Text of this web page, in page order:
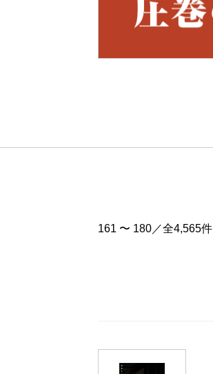
161 〜 180／全4,565件